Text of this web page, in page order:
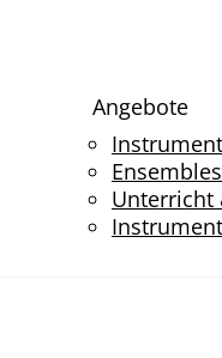
Angebote
Unterricht